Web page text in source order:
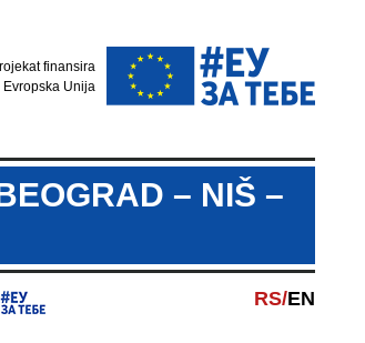
finansira
Evropska Unija
– NIŠ –
RS/EN